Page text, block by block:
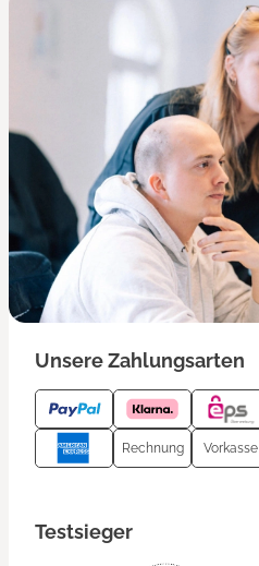
Unsere Zahlungsarten
Rechnung Vorkasse
Testsieger